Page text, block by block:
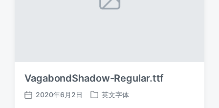
VagabondShadow-Regular.ttf
发
2020年6月2日
发
英文字体